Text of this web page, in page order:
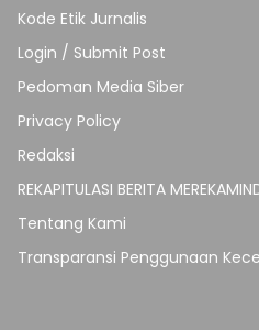
Kode Etik Jurnalis
Login / Submit Post
Pedoman Media Siber
Privacy Policy
Redaksi
REKAPITULASI BERITA
Tentang Kami
Transparansi Penggunaan